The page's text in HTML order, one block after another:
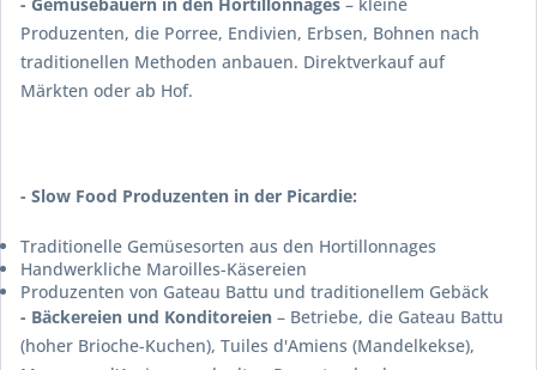
Produzenten, die Porree, Endivien, Erbsen, Bohnen nach
traditionellen Methoden anbauen. Direktverkauf auf
Märkten oder ab Hof.
- Slow Food Produzenten in der Picardie:
Traditionelle Gemüsesorten aus den Hortillonnages
Handwerkliche Maroilles-Käsereien
Produzenten von Gateau Battu und traditionellem Gebäck
- Bäckereien und Konditoreien – Betriebe, die Gateau Battu
(hoher Brioche-Kuchen), Tuiles d'Amiens (Mandelkekse),